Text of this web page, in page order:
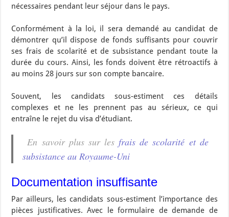
nécessaires pendant leur séjour dans le pays.
Conformément à la loi, il sera demandé au candidat de
démontrer qu’il dispose de fonds suffisants pour couvrir
ses frais de scolarité et de subsistance pendant toute la
durée du cours. Ainsi, les fonds doivent être rétroactifs à
au moins 28 jours sur son compte bancaire.
Souvent, les candidats sous-estiment ces détails
complexes et ne les prennent pas au sérieux, ce qui
entraîne le rejet du visa d’étudiant.
En savoir plus sur les frais de scolarité et de
subsistance au Royaume-Uni
Documentation insuffisante
Par ailleurs, les candidats sous-estiment l’importance des
pièces justificatives. Avec le formulaire de demande de